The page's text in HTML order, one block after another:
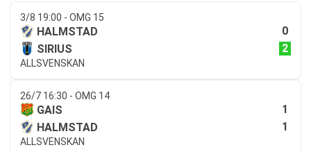
3/8 19:00 - OMG 15
HALMSTAD
0
SIRIUS
2
ALLSVENSKAN
26/7 16:30 - OMG 14
GAIS
1
HALMSTAD
1
ALLSVENSKAN